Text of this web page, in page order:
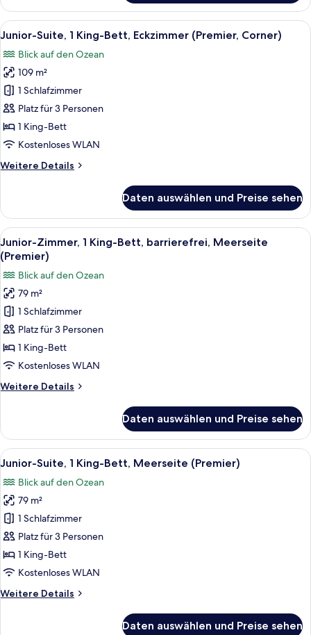
Suite,
3 Schlafzimmer,
Meerseite
Alle
Fotos
für
Junior-
Suite,
1 King-
Bett,
Eckzimmer
Corner)
Ein Balkon mit freiem Blick auf
5
Junior-Suite, 1 King-Bett, Eckzimmer (Premier, Corner)
Blick auf den Ozean
109 m²
1 Schlafzimmer
Platz für 3 Personen
1 King-Bett
Kostenloses WLAN
Weitere Details
Weitere
Suite,
1 King-
Bett,
Eckzimmer
(Premier,
Corner)
Daten auswählen und Preise sehen
Alle
Fotos
für
Junior-
Zimmer,
1 King-
Bett,
barrierefrei,
Meerseite
anzeigen
Ein Hotelzimmer mit einem roten
2
Junior-Zimmer, 1 King-Bett, barrierefrei, Meerseite
(Premier)
Blick auf den Ozean
79 m²
1 Schlafzimmer
Platz für 3 Personen
1 King-Bett
Kostenloses WLAN
Weitere Details
Weitere
Zimmer,
1 King-
Bett,
Meerseite
(Premier)
Daten auswählen und Preise sehen
Alle
Fotos
für
Junior-
Suite,
1 King-
Bett,
Meerseite
anzeigen
Ein Hotelzimmer mit einem roten
4
Junior-Suite, 1 King-Bett, Meerseite (Premier)
Blick auf den Ozean
79 m²
1 Schlafzimmer
Platz für 3 Personen
1 King-Bett
Kostenloses WLAN
Weitere Details
Weitere
Daten auswählen und Preise sehen